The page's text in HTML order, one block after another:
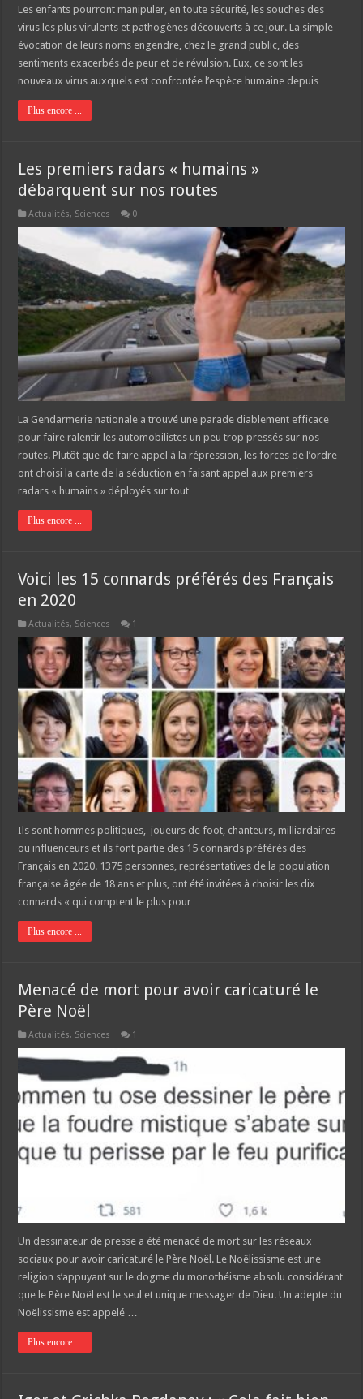
Les enfants pourront manipuler, en toute sécurité, les souches des
virus les plus virulents et pathogènes découverts à ce jour. La simple
évocation de leurs noms engendre, chez le grand public, des
sentiments exacerbés de peur et de révulsion. Eux, ce sont les
nouveaux virus auxquels est confrontée l’espèce humaine depuis …
Plus encore ...
Les premiers radars « humains »
débarquent sur nos routes
Actualités, Sciences 0
La Gendarmerie nationale a trouvé une parade diablement efficace
pour faire ralentir les automobilistes un peu trop pressés sur nos
routes. Plutôt que de faire appel à la répression, les forces de l’ordre
ont choisi la carte de la séduction en faisant appel aux premiers
radars « humains » déployés sur tout …
Plus encore ...
Voici les 15 connards préférés des Français
en 2020
Actualités, Sciences 1
Ils sont hommes politiques, joueurs de foot, chanteurs, milliardaires
ou influenceurs et ils font partie des 15 connards préférés des
Français en 2020. 1375 personnes, représentatives de la population
française âgée de 18 ans et plus, ont été invitées à choisir les dix
connards « qui comptent le plus pour …
Plus encore ...
Menacé de mort pour avoir caricaturé le
Père Noël
Actualités, Sciences 1
Un dessinateur de presse a été menacé de mort sur les réseaux
sociaux pour avoir caricaturé le Père Noël. Le Noëlissisme est une
religion s’appuyant sur le dogme du monothéisme absolu considérant
que le Père Noël est le seul et unique messager de Dieu. Un adepte du
Noëlissisme est appelé …
Plus encore ...